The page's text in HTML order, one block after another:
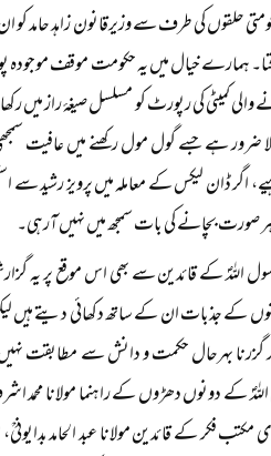
حلقوں کی طرف سے وزیرقانون زاہد حامد
سکتا۔ ہمارے خیال میں یہ حکومت موقف
والی کمیٹی کی رپورٹ کو مسلسل صیغۂ راز
ضرور ہے جسے گول مول رکھنے میں عافیت
اگر ڈان لیکس کے معاملہ میں پرویز
ہر صورت بچانے کی بات سمجھ میں نہیں آرہی۔
اللہؐ کے قائدین سے بھی اس موقع پر یہ
کے جذبات ان کے ساتھ دکھائی دیتے ہیں
گزرنا بہرحال حکمت و دانش سے مطابقت
کے دونوں دھڑوں کے راہنما مولانا محمد
مکتب فکر کے قائدین مولانا عبد الحامد